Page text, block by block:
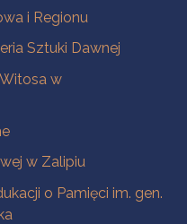
i Regionu
Sztuki Dawnej
w
w Zalipiu
o Pamięci im. gen.